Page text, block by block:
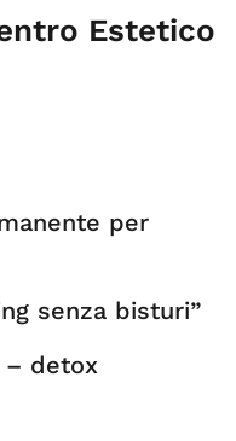
Estetico
per
senza bisturi”
– detox